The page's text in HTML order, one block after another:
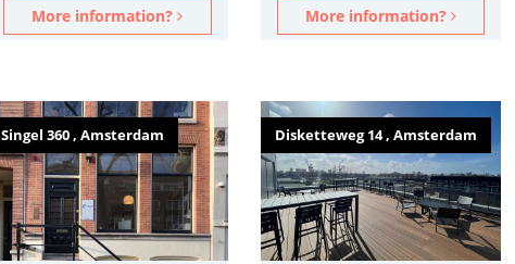
More information? More information?
Singel 360 , Amsterdam Disketteweg 14 , Amsterdam